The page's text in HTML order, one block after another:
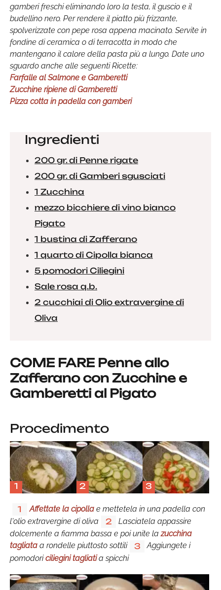
gamberi freschi eliminando loro la testa, il guscio e il
budellino nero. Per rendere il piatto più frizzante,
spolverizzate con pepe rosa appena macinato. Servite in
fondine di ceramica o di terracotta in modo che
mantengano il calore della pasta più a lungo. Date uno
sguardo anche alle seguenti Ricette:
Farfalle al Salmone e Gamberetti
Zucchine ripiene di Gamberetti
Pizza cotta in padella con gamberi
Ingredienti
200 gr. di Penne rigate
200 gr. di Gamberi sgusciati
1 Zucchina
mezzo bicchiere di vino bianco
Pigato
1 bustina di Zafferano
1 quarto di Cipolla bianca
5 pomodori Ciliegini
Sale rosa q.b.
2 cucchiai di Olio extravergine di
Oliva
COME FARE Penne allo
Zafferano con Zucchine e
Gamberetti al Pigato
Procedimento
1 2 3
1 Affettate la cipolla e mettetela in una padella con
l'olio extravergine di oliva
2
Lasciatela appassire
dolcemente a fiamma bassa e poi unite la zucchina
tagliata a rondelle piuttosto sottili 3
Aggiungete i
pomodoriciliegini tagliatia spicchi